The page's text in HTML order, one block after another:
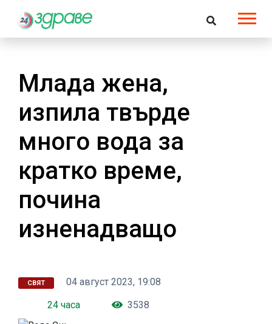
Млада жена,
изпила твърде
много вода за
кратко време,
почина
изненадващо
СВЯТ
04 август 2023, 19:08
24 часа
3538